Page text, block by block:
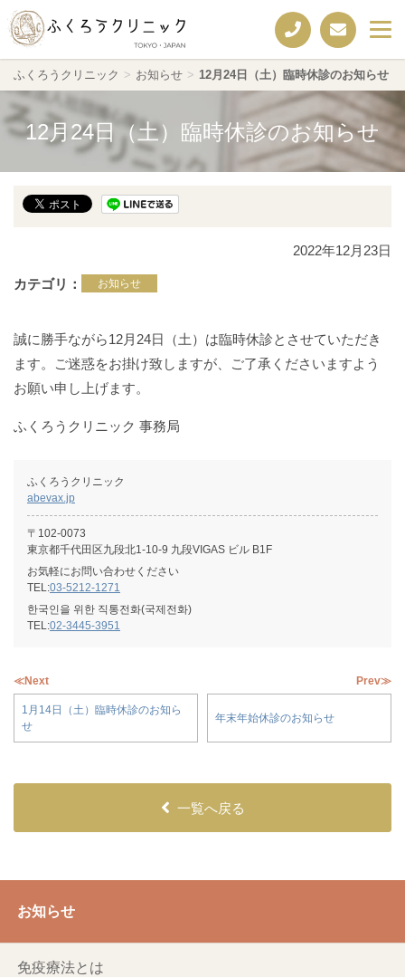
ふくろうクリニック > お知らせ > 12月24日（土）臨時休診のお知らせ
12月24日（土）臨時休診のお知らせ
2022年12月23日
カテゴリ お知らせ
誠に勝手ながら12月24日（土）は臨時休診とさせていただき
ます。ご迷惑をお掛け致しますが、ご了承くださいますよう
お願い申し上げます。
ふくろうクリニック 事務局
ふくろうクリニック
abevax.jp
〒102-0073
東京都千代田区九段北1-10-9 九段VIGAS ビル B1F
お気軽にお問い合わせください
TEL:03-5212-1271
한국인을 위한 직통전화(국제전화)
TEL:02-3445-3951
≪Next
1月14日（土）臨時休診のお知ら
せ
Prev≫
年末年始休診のお知らせ
一覧へ戻る
免疫療法とは
お知らせ